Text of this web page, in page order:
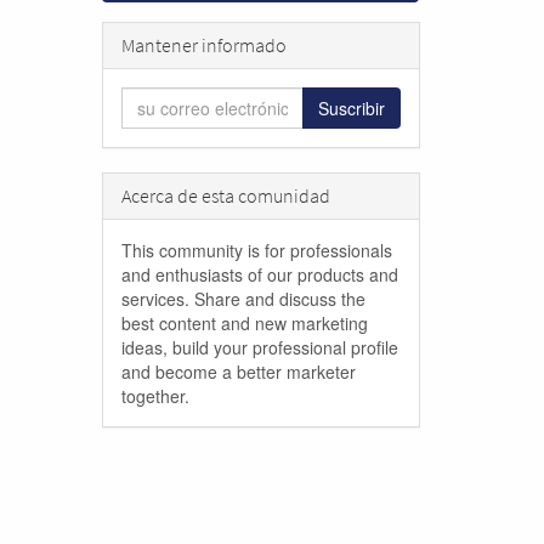
Mantener informado
Suscribir
Acerca de esta comunidad
This community is for professionals
and enthusiasts of our products and
services. Share and discuss the
best content and new marketing
ideas, build your professional profile
and become a better marketer
together.